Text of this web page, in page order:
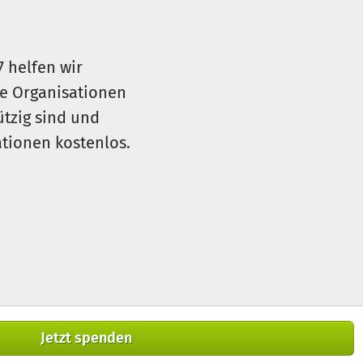
Jetzt spenden
helfen wir
Organisationen
sind und
kostenlos.